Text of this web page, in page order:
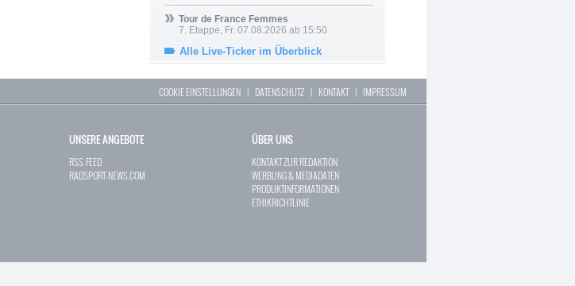
Tour de France Femmes
7. Etappe, Fr. 07.08.2026 ab 15:50
Alle Live-Ticker im Überblick
COOKIE EINSTELLUNGEN | DATENSCHUTZ | KONTAKT| IMPRESSUM
UNSERE ANGEBOTE
RSS-FEED
RADSPORT-NEWS.COM
ÜBER UNS
KONTAKT ZUR REDAKTION
WERBUNG & MEDIADATEN
PRODUKTINFORMATIONEN
ETHIKRICHTLINIE